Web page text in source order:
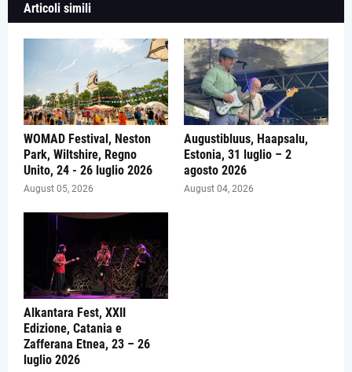
Articoli simili
WOMAD Festival, Neston
Park, Wiltshire, Regno
Unito, 24 - 26 luglio 2026
August 05, 2026
Augustibluus, Haapsalu,
Estonia, 31 luglio – 2
agosto 2026
August 04, 2026
Alkantara Fest, XXII
Edizione, Catania e
Zafferana Etnea, 23 – 26
luglio 2026